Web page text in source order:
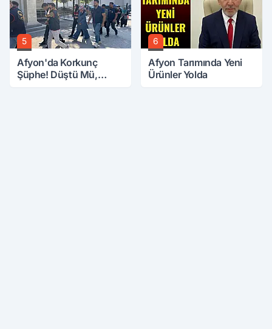
5
Afyon'da Korkunç
Şüphe! Düştü Mü,
6
Afyon Tarımında Yeni
Ürünler Yolda